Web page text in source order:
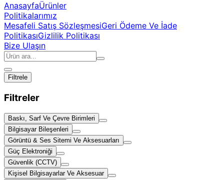
AnasayfaÜrünler
Politikalarımız
Mesafeli Satış SözleşmesiGeri Ödeme Ve İade
PolitikasıGizlilik Politikası
Bize Ulaşın
Filtrele
Filtreler
Baskı, Sarf Ve Çevre Birimleri
Bilgisayar Bileşenleri
Görüntü & Ses Sitemi Ve Aksesuarları
Güç Elektroniği
Güvenlik (CCTV)
Kişisel Bilgisayarlar Ve Aksesuar